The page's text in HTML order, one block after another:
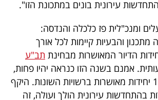
עירונית בונים במתכונת הזו".
ומנכ"לית פז כלכלה והנדסה:
והבעיות קיימות לכל אורך
הדיור המאושרות מבחינת תב"ע
אמנם בשנה הזו כנראה יהיו פחות,
אבל עדיין 100,000 יחידות מאושרות ברשויות השונות. היקף
בהתחדשות עירונית הולך ועולה, זה